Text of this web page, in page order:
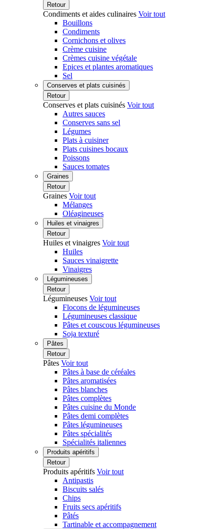
Retour
Condiments et aides culinaires Voir tout
Bouillons
Condiments
Cornichons et olives
Crème cuisine
Crèmes cuisine végétale
Epices et plantes aromatiques
Sel
Conserves et plats cuisinés
Retour
Conserves et plats cuisinés Voir tout
Autres sauces
Conserves sans sel
Légumes
Plats à cuisiner
Plats cuisines bocaux
Poissons
Sauces tomates
Graines
Retour
Graines Voir tout
Mélanges
Oléagineuses
Huiles et vinaigres
Retour
Huiles et vinaigres Voir tout
Huiles
Sauces vinaigrette
Vinaigres
Légumineuses
Retour
Légumineuses Voir tout
Flocons de légumineuses
Légumineuses classique
Pâtes et couscous légumineuses
Soja texturé
Pâtes
Retour
Pâtes Voir tout
Pâtes à base de céréales
Pâtes aromatisées
Pâtes blanches
Pâtes complètes
Pâtes cuisine du Monde
Pâtes demi complètes
Pâtes légumineuses
Pâtes spécialités
Spécialités italiennes
Produits apéritifs
Retour
Produits apéritifs Voir tout
Antipastis
Biscuits salés
Chips
Fruits secs apéritifs
Pâtés
Tartinable et accompagnement